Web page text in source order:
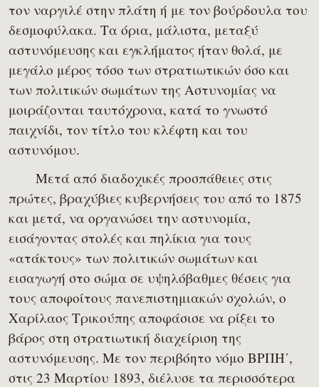
τον ναργιλέ στην πλάτη ή με τον βούρδουλα του
δεσμοφύλακα. Τα όρια, μάλιστα, μεταξύ
αστυνόμευσης και εγκλήματος ήταν θολά, με
μεγάλο μέρος τόσο των στρατιωτικών όσο και
των πολιτικών σωμάτων της Αστυνομίας να
μοιράζονται ταυτόχρονα, κατά το γνωστό
παιχνίδι, τον τίτλο του κλέφτη και του
αστυνόμου.
Μετά από διαδοχικές προσπάθειες στις
πρώτες, βραχύβιες κυβερνήσεις του από το 1875
και μετά, να οργανώσει την αστυνομία,
εισάγοντας στολές και πηλίκια για τους
«ατάκτους» των πολιτικών σωμάτων και
εισαγωγή στο σώμα σε υψηλόβαθμες θέσεις για
τους αποφοίτους πανεπιστημιακών σχολών, ο
Χαρίλαος Τρικούπης αποφάσισε να ρίξει το
βάρος στη στρατιωτική διαχείριση της
αστυνόμευσης. Με τον περιβόητο νόμο ΒΡΠΗ΄,
στις 23 Μαρτίου 1893, διέλυσε τα περισσότερα